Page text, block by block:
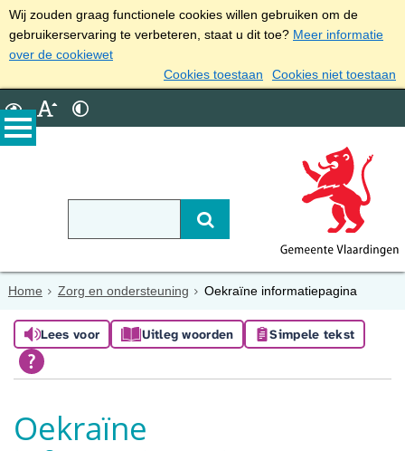
Wij zouden graag functionele cookies willen gebruiken om de
gebruikerservaring te verbeteren, staat u dit toe? Meer informatie
over de cookiewet
Cookies toestaan
Cookies niet toestaan
Home Zorg en ondersteuning Oekraïne informatiepagina
Lees voor Uitleg woorden Simpele tekst
Oekraïne